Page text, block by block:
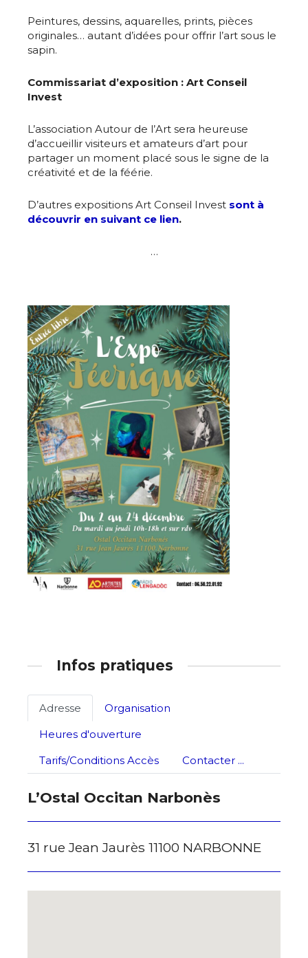
Adresse email*
Nom
Prénom
Statut / Organisation
J'accepte lestermes et conditions
Adresse email*
Nom
Prénom
* Champ obligatoire
Peintures, dessins, aquarelles, prints, pièces
originales… autant d’idées pour offrir l’art sous le
sapin.
Commissariat d’exposition : Art Conseil
Invest
L’association Autour de l’Art sera heureuse
d’accueillir visiteurs et amateurs d’art pour
partager un moment placé sous le signe de la
créativité et de la féérie.
D’autres expositions Art Conseil Invest sont à
découvrir en suivant ce lien.
…
Infos pratiques
Adresse
Organisation
Heures d'ouverture
Tarifs/Conditions Accès
Contacter ...
L’Ostal Occitan Narbonès
31 rue Jean Jaurès 11100 NARBONNE